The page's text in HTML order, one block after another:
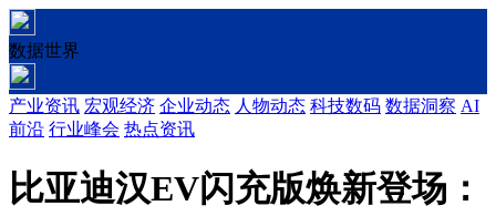
数据世界
产业资讯 宏观经济 企业动态 人物动态 科技数码 数据洞察 AI
前沿 行业峰会 热点资讯
比亚迪汉EV闪充版焕新登场：